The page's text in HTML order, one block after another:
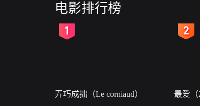
电影排行榜
弄巧成拙（Le corniaud） 最爱（